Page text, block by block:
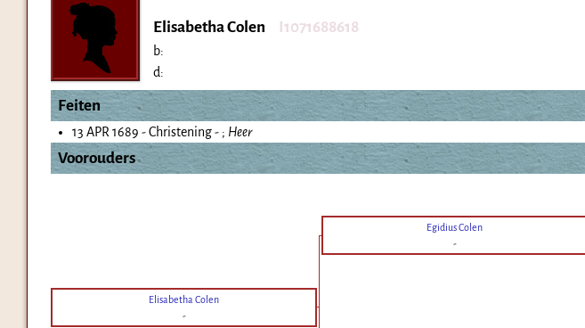
Elisabetha Colen I1071688618
b:
d:
Feiten
13 APR 1689 - Christening - ; Heer
Voorouders
Egidius Colen
-
Elisabetha Colen
-